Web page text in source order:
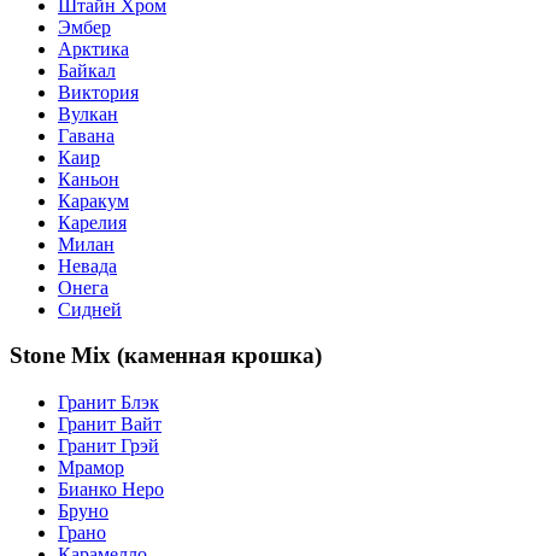
Штайн Хром
Эмбер
Арктика
Байкал
Виктория
Вулкан
Гавана
Каир
Каньон
Каракум
Карелия
Милан
Невада
Онега
Сидней
Stone Mix (каменная крошка)
Гранит Блэк
Гранит Вайт
Гранит Грэй
Мрамор
Бианко Неро
Бруно
Грано